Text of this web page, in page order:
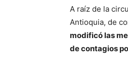
A raíz de la
Antioquia, de
modificó las
de contagios